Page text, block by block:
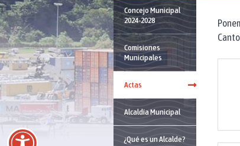
Concejo Municipal
2024-2028
Comisiones
Municipales
Actas
Alcaldía Municipal
¿Qué es un Alcalde?